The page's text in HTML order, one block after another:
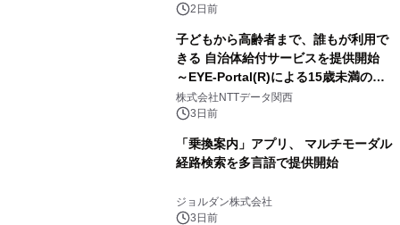
2日前
子どもから高齢者まで、誰もが利用で
きる 自治体給付サービスを提供開始
～EYE-Portal(R)による15歳未満の本
人認証と デジタルデバイド対策で実現
～
株式会社NTTデータ関西
3日前
「乗換案内」アプリ、 マルチモーダル
経路検索を多言語で提供開始
ジョルダン株式会社
3日前